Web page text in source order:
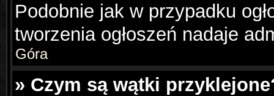
Podobnie jak w przypadku
tworzenia ogłoszeń nadaje
Góra
» Czym są wątki